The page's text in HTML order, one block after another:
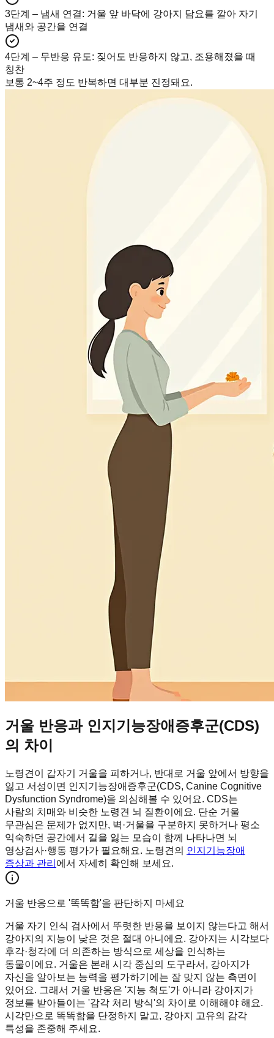
3단계 – 냄새 연결: 거울 앞 바닥에 강아지 담요를 깔아 자기
냄새와 공간을 연결
4단계 – 무반응 유도: 짖어도 반응하지 않고, 조용해졌을 때
칭찬
보통 2~4주 정도 반복하면 대부분 진정돼요.
거울 반응과 인지기능장애증후군(CDS)
의 차이
노령견이 갑자기 거울을 피하거나, 반대로 거울 앞에서 방향을
잃고 서성이면 인지기능장애증후군(CDS, Canine Cognitive
Dysfunction Syndrome)을 의심해볼 수 있어요. CDS는
사람의 치매와 비슷한 노령견 뇌 질환이에요. 단순 거울
무관심은 문제가 없지만, 벽·거울을 구분하지 못하거나 평소
익숙하던 공간에서 길을 잃는 모습이 함께 나타나면 뇌
영상검사·행동 평가가 필요해요. 노령견의 인지기능장애
증상과 관리 에서 자세히 확인해 보세요.
거울 반응으로 '똑똑함'을 판단하지 마세요
거울 자기 인식 검사에서 뚜렷한 반응을 보이지 않는다고 해서
강아지의 지능이 낮은 것은 절대 아니에요. 강아지는 시각보다
후각·청각에 더 의존하는 방식으로 세상을 인식하는
동물이에요. 거울은 본래 시각 중심의 도구라서, 강아지가
자신을 알아보는 능력을 평가하기에는 잘 맞지 않는 측면이
있어요. 그래서 거울 반응은 '지능 척도'가 아니라 강아지가
정보를 받아들이는 '감각 처리 방식'의 차이로 이해해야 해요.
시각만으로 똑똑함을 단정하지 말고, 강아지 고유의 감각
특성을 존중해 주세요.